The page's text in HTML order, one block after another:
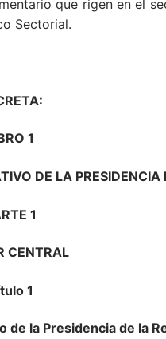
que rigen en el
Sectorial.
1
DE LA PRESIDENCIA
1
CENTRAL
1
la Presidencia de la